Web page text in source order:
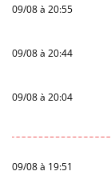
09/08 à 20:55
09/08 à 20:44
09/08 à 20:04
09/08 à 19:51